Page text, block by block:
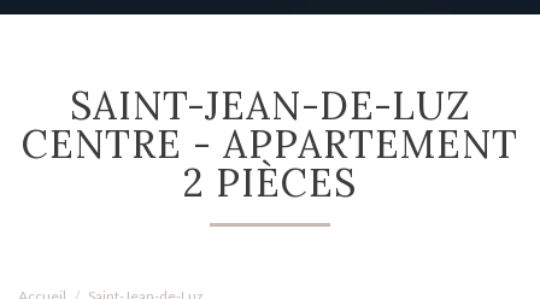
SAINT-JEAN-DE-LUZ
CENTRE - APPARTEMENT
2 PIÈCES